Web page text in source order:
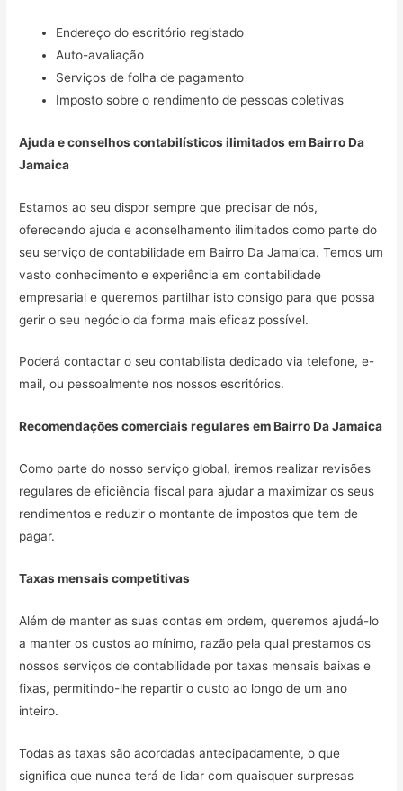
Endereço do escritório registado
Auto-avaliação
Serviços de folha de pagamento
Imposto sobre o rendimento de pessoas coletivas
Ajuda e conselhos contabilísticos ilimitados emBairro Da
Jamaica
Estamos ao seu dispor sempre que precisar de nós,
oferecendo ajuda e aconselhamento ilimitados como parte do
seu serviço de contabilidade em Bairro Da Jamaica. Temos um
vasto conhecimento e experiência em contabilidade
empresarial e queremos partilhar isto consigo para que possa
gerir o seu negócio da forma mais eficaz possível.
Poderá contactar o seu contabilista dedicado via telefone, e-
mail, ou pessoalmente nos nossos escritórios.
Recomendações comerciais regulares emBairro Da Jamaica
Como parte do nosso serviço global, iremos realizar revisões
regulares de eficiência fiscal para ajudar a maximizar os seus
rendimentos e reduzir o montante de impostos que tem de
pagar.
Taxas mensais competitivas
Além de manter as suas contas em ordem, queremos ajudá-lo
a manter os custos ao mínimo, razão pela qual prestamos os
nossos serviços de contabilidade por taxas mensais baixas e
fixas, permitindo-lhe repartir o custo ao longo de um ano
inteiro.
Todas as taxas são acordadas antecipadamente, o que
significa que nunca terá de lidar com quaisquer surpresas